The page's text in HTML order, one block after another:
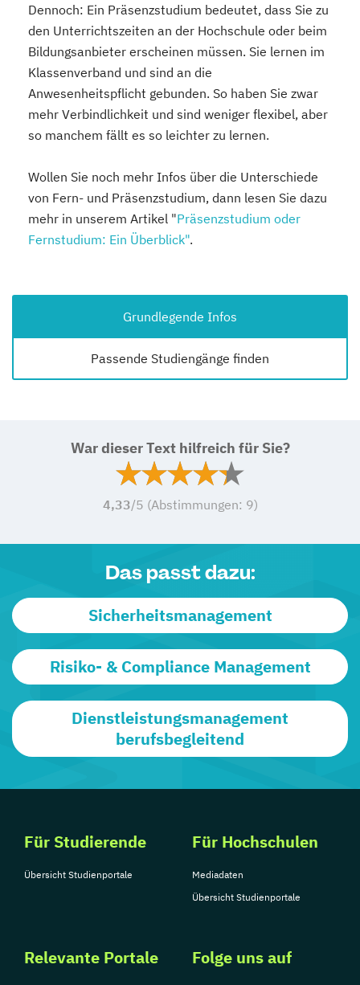
Dennoch: Ein Präsenzstudium bedeutet, dass Sie zu
den Unterrichtszeiten an der Hochschule oder beim
Bildungsanbieter erscheinen müssen. Sie lernen im
Klassenverband und sind an die
Anwesenheitspflicht gebunden. So haben Sie zwar
mehr Verbindlichkeit und sind weniger flexibel, aber
so manchem fällt es so leichter zu lernen.
Wollen Sie noch mehr Infos über die Unterschiede
von Fern- und Präsenzstudium, dann lesen Sie dazu
mehr in unserem Artikel "Präsenzstudium oder
Fernstudium: Ein Überblick".
Grundlegende Infos
Passende Studiengänge finden
War dieser Text hilfreich für Sie?
4,33/5 (Abstimmungen: 9)
Das passt dazu:
Sicherheitsmanagement
Risiko- & Compliance Management
Dienstleistungsmanagement
berufsbegleitend
Für Studierende
Übersicht Studienportale
Für Hochschulen
Mediadaten
Übersicht Studienportale
Relevante Portale Folge uns auf